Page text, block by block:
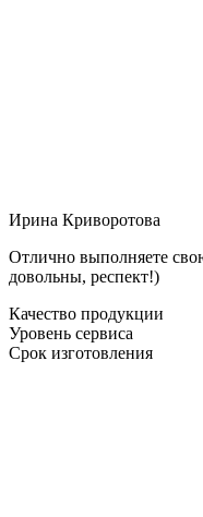
Ирина Криворотова
Отлично выполняете
довольны, респект!)
Качество продукции
Уровень сервиса
Срок изготовления